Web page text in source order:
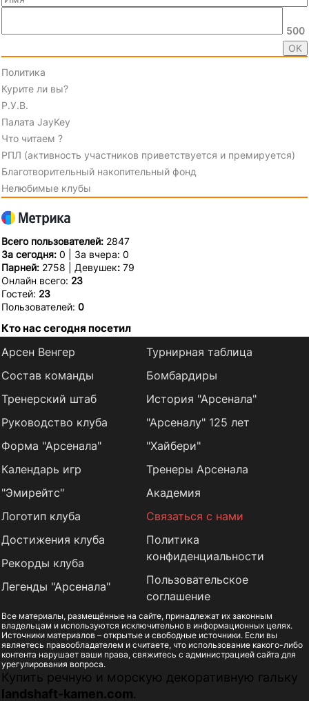
500
Политика
Курите ли вы?
Р.У.В.
Палата JayKey
Что читаем ?
РПЛ (активность участников приветствуется и премируется)
Благотворительный накопительный фонд
Нелюбимые клубы
Всего пользователей: 2847
За сегодня: 0 | За вчера: 0
Парней: 2758 | Девушек: 79
Онлайн всего: 23
Гостей: 23
Пользователей: 0
Кто нас сегодня посетил
Арсен Венгер
Состав команды
Тренерский штаб
Руководство клуба
Форма "Арсенала"
Календарь игр
Турнирная таблица
Бомбардиры
История "Арсенала"
"Арсеналу" 125 лет
"Хайбери"
Тренеры Арсенала
"Эмирейтс"
Логотип клуба
Достижения клуба
Рекорды клуба
Легенды "Арсенала"
Академия
Связаться с нами
Политика
конфиденциальности
Пользовательское
соглашение
Все материалы, размещённые на сайте, принадлежат их законным
владельцам и используются исключительно в информационных целях.
Источники материалов – открытые и свободные источники. Если вы
являетесь правообладателем и считаете, что использование какого-либо
контента нарушает ваши права, свяжитесь с администрацией сайта для
урегулирования вопроса.
Купить речную и морскую декоративную гальку
landshaft-kamen.com.